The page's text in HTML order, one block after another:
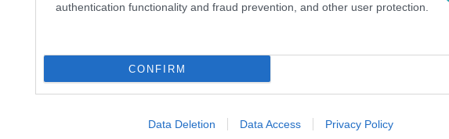
authentication functionality and fraud prevention, and other user protection.
CONFIRM
Data Deletion Data Access Privacy Policy